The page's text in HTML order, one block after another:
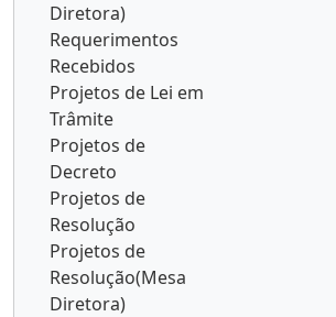
Diretora)
Requerimentos
Recebidos
Projetos de Lei em
Trâmite
Projetos de
Decreto
Projetos de
Resolução
Projetos de
Resolução(Mesa
Diretora)